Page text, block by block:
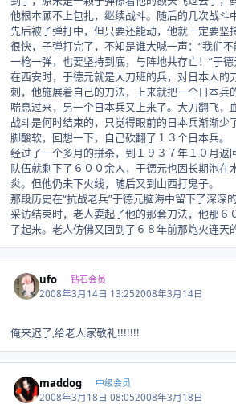
他根本顾不上包扎，继续战斗。随后的几次战斗
先后被子弹打中，但只要还能动，他就一定要坚
很快，子弹打完了，不知是谁大喊一声：“我们
一枪一弹，也要坚持到底，与阵地共存亡！”于德
在西安时，于德元就是大刀班的兵，对日本人的
刺，他施展着自己的刀法，上来就把一个日本兵
喘息过来，另一个日本兵又上来了。大刀翻飞，
战斗是何时结束的，只觉得眼前的日本兵渐渐少
脚酸软，回想一下，自己砍翻了１３个日本兵。
经过了一个多月的拼杀，到１９３７年１０月返
队伍就剩下了６００余人，于德元也因长期泡在
炎。但他仍未下火线，随后又到山西打鬼子。
那段历史在“抗战老兵”于德元脑海中留下了深深的
采访结束时，老人耍起了他的那套刀法，他那６
了起来。老人仿佛又回到了６８年前那炮火连天
ufo 钻石会员
2008年3月14日 13:252008年3月14日
俺来迟了,给老人家敬礼!!!!!!!
maddog 中级会员
2008年3月18日 08:052008年3月18日